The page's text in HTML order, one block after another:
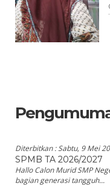
Diterbitkan :Sabtu, 9 Mei
SPMB TA 2026/2027
Hallo Calon Murid SMP
bagian generasi tangguh...